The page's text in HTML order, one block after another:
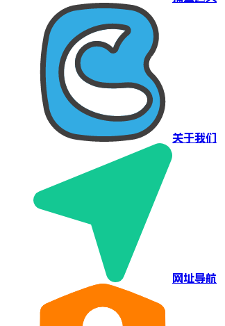
关于我们
网址导航